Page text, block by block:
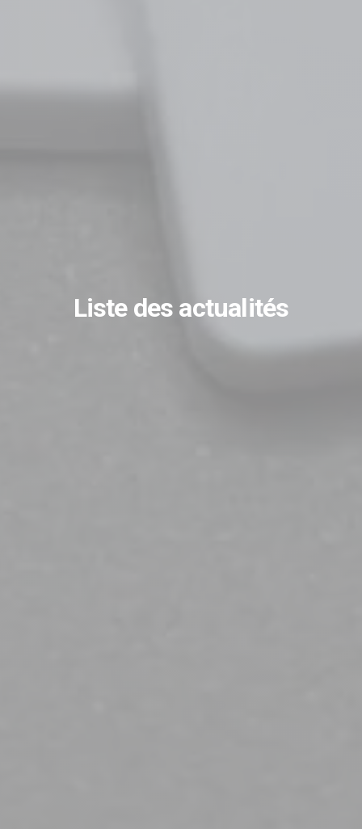
Liste des actualités